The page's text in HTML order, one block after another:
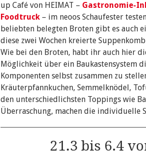
up Café von HEIMAT – Gastronomie-
Foodtruck – im neoos Schaufester
beliebten belegten Broten gibt es auch
diese zwei Wochen kreierte
Wie bei den Broten, habt ihr auch hier
Möglichkeit über ein Baukastensystem
Komponenten selbst zusammen zu
Kräuterpfannkuchen, Semmelknödel,
den unterschiedlichsten Toppings wie
Überraschung, machen die individuelle
21.3 bis 6.4